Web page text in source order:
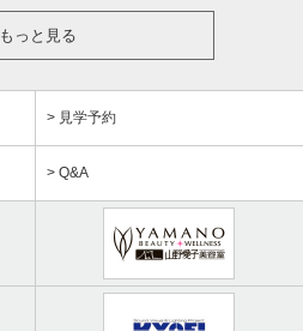
もっと見る
> 見学予約
> Q&A